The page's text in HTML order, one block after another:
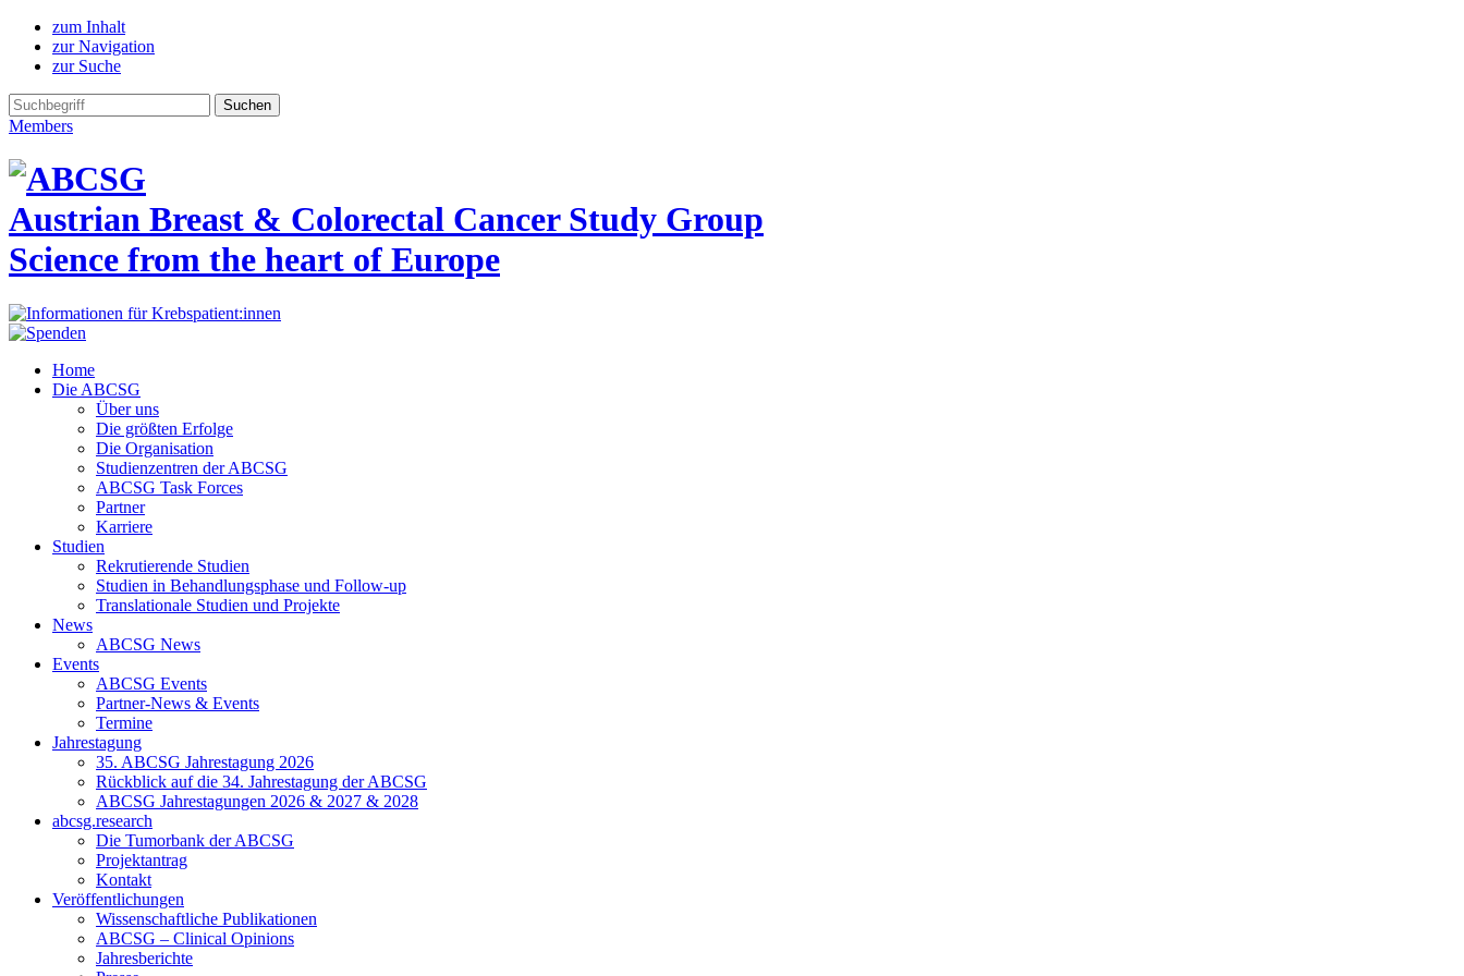
zum Inhalt
zur Navigation
zur Suche
Members
Austrian Breast & Colorectal Cancer Study Group
Science from the heart of Europe
Home
Die ABCSG
Über uns
Die größten Erfolge
Die Organisation
Studienzentren der ABCSG
ABCSG Task Forces
Partner
Karriere
Studien
Rekrutierende Studien
Studien in Behandlungsphase und Follow-up
Translationale Studien und Projekte
News
ABCSG News
Events
ABCSG Events
Partner-News & Events
Termine
Jahrestagung
35. ABCSG Jahrestagung 2026
Rückblick auf die 34. Jahrestagung der ABCSG
ABCSG Jahrestagungen 2026 & 2027 & 2028
abcsg.research
Die Tumorbank der ABCSG
Projektantrag
Kontakt
Veröffentlichungen
Wissenschaftliche Publikationen
ABCSG – Clinical Opinions
Jahresberichte